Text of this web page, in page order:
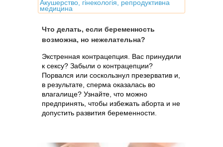
Акушерство, гінекологія, репродуктивна
медицина
Что делать, если беременность
возможна, но нежелательна?
Экстренная контрацепция. Вас принудили
к сексу? Забыли о контрацепции?
Порвался или соскользнул презерватив и,
в результате, сперма оказалась во
влагалище? Узнайте, что можно
предпринять, чтобы избежать аборта и не
допустить развития беременности.